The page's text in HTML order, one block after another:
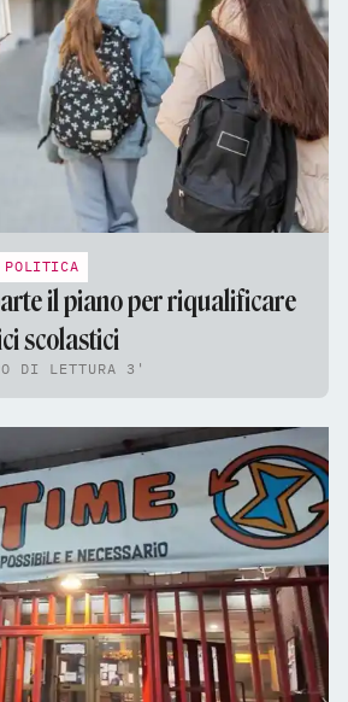
POLITICA
il piano per riqualificare
scolastici
DI LETTURA 3'